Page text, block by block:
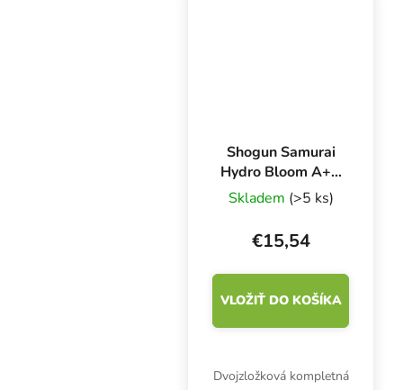
Shogun Samurai
Hydro Bloom A+B
1 l, základné
hnojivo pre SW
kvety
Skladem (>5 ks)
€15,54
VLOŽIŤ DO KOŠÍKA
Dvojzložková kompletná